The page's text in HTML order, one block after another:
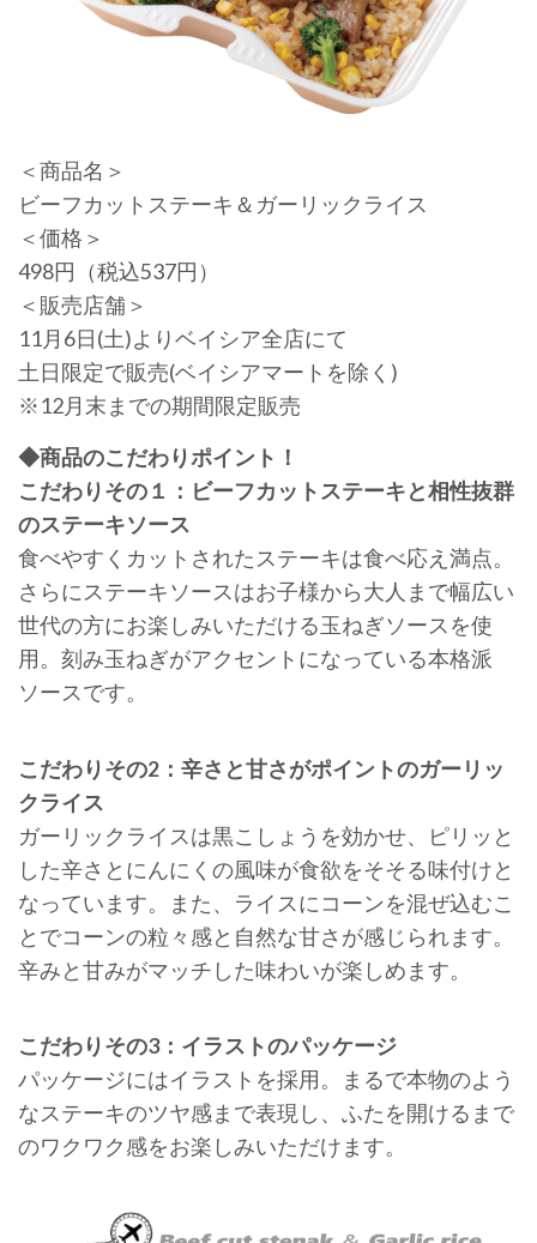
＜商品名＞
ビーフカットステーキ＆ガーリックライス
＜価格＞
498円（税込537円）
＜販売店舗＞
11月6日(土)よりベイシア全店にて
土日限定で販売(ベイシアマートを除く)
※12月末までの期間限定販売
◆商品のこだわりポイント！
こだわりその１：ビーフカットステーキと相性抜群
のステーキソース
食べやすくカットされたステーキは食べ応え満点。
さらにステーキソースはお子様から大人まで幅広い
世代の方にお楽しみいただける玉ねぎソースを使
用。刻み玉ねぎがアクセントになっている本格派
ソースです。
こだわりその2：辛さと甘さがポイントのガーリッ
クライス
ガーリックライスは黒こしょうを効かせ、ピリッと
した辛さとにんにくの風味が食欲をそそる味付けと
なっています。また、ライスにコーンを混ぜ込むこ
とでコーンの粒々感と自然な甘さが感じられます。
辛みと甘みがマッチした味わいが楽しめます。
こだわりその3：イラストのパッケージ
パッケージにはイラストを採用。まるで本物のよう
なステーキのツヤ感まで表現し、ふたを開けるまで
のワクワク感をお楽しみいただけます。